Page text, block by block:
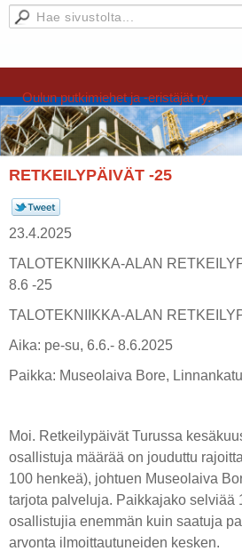
Oulun putkimiehet ja -eristäjät ry.
RETKEILYPÄIVÄT -25
23.4.2025
TALOTEKNIIKKA-ALAN
8.6 -25
TALOTEKNIIKKA-ALAN
Aika: pe-su, 6.6.- 8.6.2025
Paikka: Museolaiva Bore,
Moi. Retkeilypäivät Turussa
osallistuja määrää on jouduttu
100 henkeä), johtuen Museolaiva
tarjota palveluja. Paikkajako selviää
osallistujia enemmän kuin saatuja
arvonta ilmoittautuneiden kesken.